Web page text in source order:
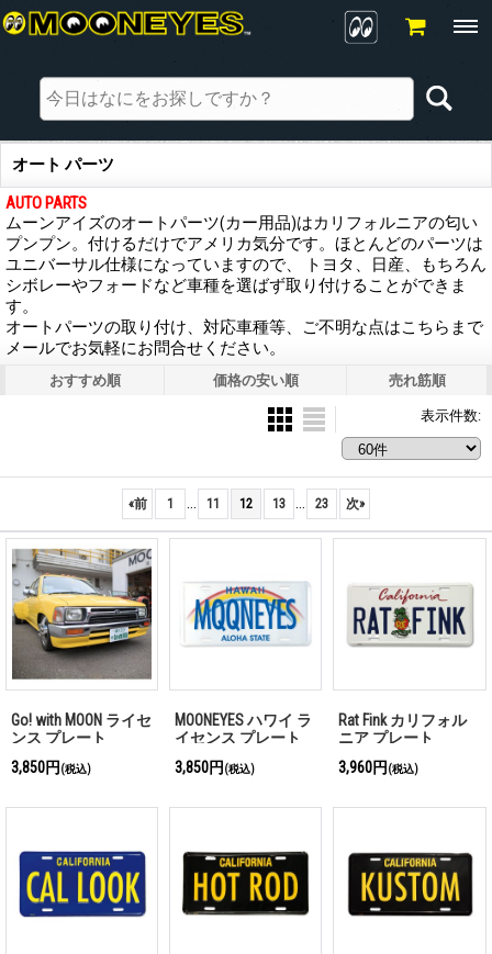
オート パーツ
AUTO PARTS
ムーンアイズのオートパーツ(カー用品)はカリフォルニアの匂い
プンプン。付けるだけでアメリカ気分です。ほとんどのパーツは
ユニバーサル仕様になっていますので、 トヨタ、日産、もちろん
シボレーやフォードなど車種を選ばず取り付けることができま
す。
オートパーツの取り付け、対応車種等、ご不明な点はこちらまで
メールでお気軽にお問合せください。
おすすめ順 価格の安い順 売れ筋順
表示件数:
«前 1 ... 11 12 13 ... 23 次»
Go! with MOON ライセ
ンス プレート
3,850円 (税込)
MOONEYES ハワイ ラ
イセンス プレート
3,850円 (税込)
Rat Fink カリフォル
ニア プレート
3,960円 (税込)